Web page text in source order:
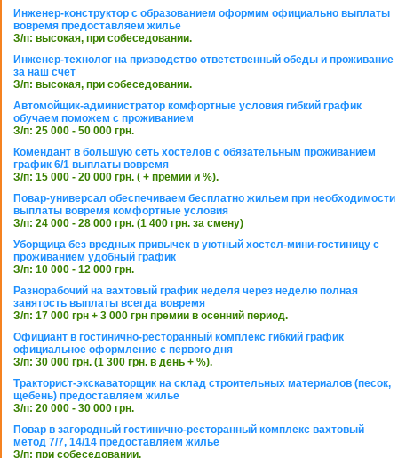
Инженер-конструктор с образованием оформим официально выплаты
вовремя предоставляем жилье
З/п: высокая, при собеседовании.
Инженер-технолог на призводство ответственный обеды и проживание
за наш счет
З/п: высокая, при собеседовании.
Автомойщик-администратор комфортные условия гибкий график
обучаем поможем с проживанием
З/п: 25 000 - 50 000 грн.
Комендант в большую сеть хостелов с обязательным проживанием
график 6/1 выплаты вовремя
З/п: 15 000 - 20 000 грн. ( + премии и %).
Повар-универсал обеспечиваем бесплатно жильем при необходимости
выплаты вовремя комфортные условия
З/п: 24 000 - 28 000 грн. (1 400 грн. за смену)
Уборщица без вредных привычек в уютный хостел-мини-гостиницу с
проживанием удобный график
З/п: 10 000 - 12 000 грн.
Разнорабочий на вахтовый график неделя через неделю полная
занятость выплаты всегда вовремя
З/п: 17 000 грн + 3 000 грн премии в осенний период.
Официант в гостинично-ресторанный комплекс гибкий график
официальное оформление с первого дня
З/п: 30 000 грн. (1 300 грн. в день + %).
Тракторист-экскаваторщик на склад строительных материалов (песок,
щебень) предоставляем жилье
З/п: 20 000 - 30 000 грн.
Повар в загородный гостинично-ресторанный комплекс вахтовый
метод 7/7, 14/14 предоставляем жилье
З/п: при собеседовании.